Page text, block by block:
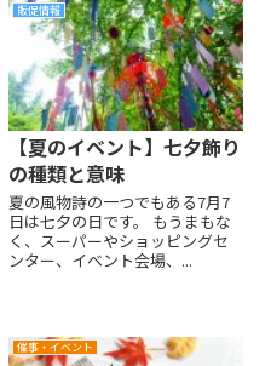
販促情報
【夏のイベント】七夕飾り
の種類と意味
夏の風物詩の一つでもある7月7
日は七夕の日です。 もうまもな
く、スーパーやショッピングセ
ンター、イベント会場、...
催事・イベント